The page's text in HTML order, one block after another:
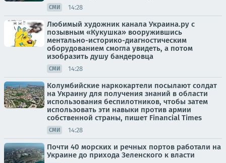
СМИ 14:28
Любимый художник канала Украина.ру с
позывным «Кукушка» вооружившись
ментально-историко-диагностическим
оборудованием смогла увидеть, а потом
изобразить душу бандеровца
СМИ 14:28
Колумбийские наркокартели посылают солдат
на Украину для получения знаний в области
использования беспилотников, чтобы затем
использовать эти навыки против армии
собственной страны, пишет Financial Times
СМИ 14:28
Почти 40 морских и речных портов работали на
Украине до прихода Зеленского к власти